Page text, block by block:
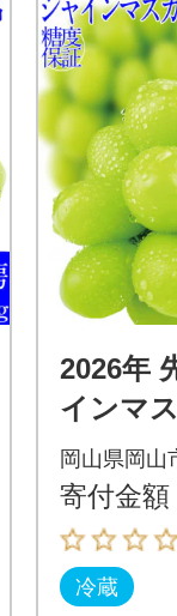
2026年
インマ
2房 約
9月～10
岡山県岡山
寄付金額
冷蔵